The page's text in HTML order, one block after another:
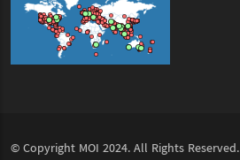
© Copyright MOI 2024. All Rights Reserved.